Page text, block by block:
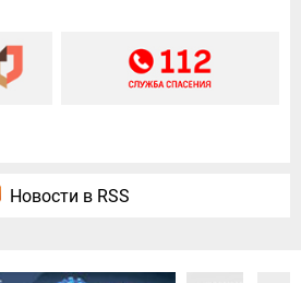
Новости в RSS